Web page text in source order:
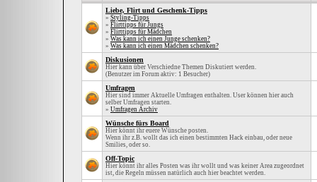
Liebe, Flirt und Geschenk-Tipps
» Styling-Tipps
» Flirttipps für Jungs
» Flirttipps für Mädchen
» Was kann ich einen Junge schenken?
» Was kann ich einen Mädchen schenken?
Diskusionen
Hier kann über Verschiedne Themen Diskutiert werden.
(Benutzer im Forum aktiv: 1 Besucher)
Umfragen
Hier sind immer Aktuelle Umfragen enthalten. User können hier auch
selber Umfragen starten.
» Umfragen Archiv
Wünsche fürs Board
Hier könnt ihr euere Wünsche posten.
Wenn ihr z.B. wollt das ich einen bestimmten Hack einbau, oder neue
Smilies, oder so.
Off-Topic
Hier könnt ihr alles Posten was ihr wollt und was keiner Area zugeordnet
ist, die Regeln müssen natürlich auch hier beachtet werden.